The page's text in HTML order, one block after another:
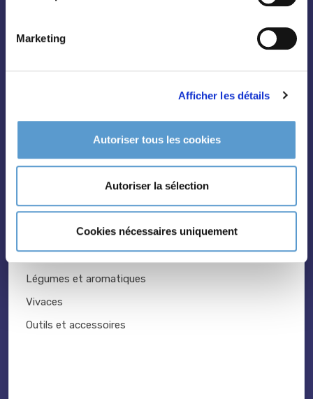
Marketing
Afficher les détails
Autoriser tous les cookies
Autoriser la sélection
Cookies nécessaires uniquement
Fruitiers
Grimpantes
Pleine terre
Légumes et aromatiques
Vivaces
Outils et accessoires